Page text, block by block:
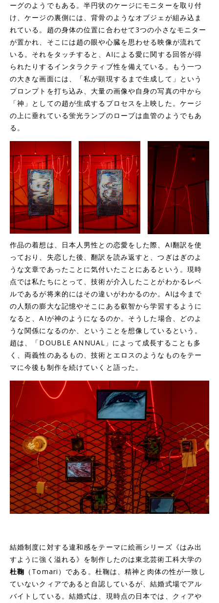
ーグのようでもある。半円状のケージにモニターを取り付
け、ケージの裏側には、背骨のようなオブジェが組み込ま
れている。趙の身体の位置に合わせて3つの小さなモニター
が置かれ、そこには趙の眼や心臓を思わせる映像が流れて
いる。それをタッチすると、AIによる愛に関する回答が得
られたりするインタラクティブ性を備えている。もう一つ
の大きな画面には、「私が顕現するまで生成して」という
プロンプトを打ち込み、大量の画像や自身の写真の中から
「神」としての趙が生成するプロセスを上映した。ケージ
の上に垂れている蛍光ランプのロープは血管のようでもあ
る。
作品の着想は、日本人男性との恋愛をした際、AI翻訳を使
っており、失恋した後、翻訳を読み返すと、つぎはぎのよ
うな文章であったことに気付いたことにあるという。現時
点では私たちにとって、技術が介入したことがわかるレベ
ルであるが将来的にはその違いがわかるのか。AIは今まで
の人類の膨大な記憶やそこにある叡智から学習するように
なると、AIが神のようになるのか。そうした場合、どのよ
うな関係になるのか、ということを想像しているという。
趙は、「DOUBLE ANNUAL」によって成長することも多
く、両義性のあるもの、技術とエロスのようなものをテー
マに今後も制作を続けていくと語った。
結婚制度に対する違和感をテーマに絵画シリーズ《はみ出
すように強く溢れる》を制作したのは東北芸術工科大学の
杜鞠 （Tomari）である。杜鞠は、精神と肉体の性が一致し
ていないクィアであると自認しているが、結婚式場でアル
バイトしている。結婚式は、現時点の日本では、クィアや